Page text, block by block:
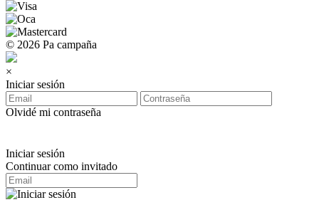
© 2026 Pa campaña
×
Iniciar sesión
Olvidé mi contraseña
Iniciar sesión
Continuar como invitado